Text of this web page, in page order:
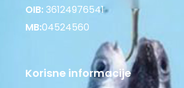
OIB:36124976541
MB:04524560
Korisne informacije